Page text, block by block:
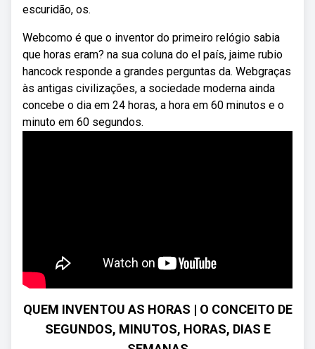
escuridão, os.
Webcomo é que o inventor do primeiro relógio sabia
que horas eram? na sua coluna do el país, jaime rubio
hancock responde a grandes perguntas da. Webgraças
às antigas civilizações, a sociedade moderna ainda
concebe o dia em 24 horas, a hora em 60 minutos e o
minuto em 60 segundos.
QUEM INVENTOU AS HORAS | O CONCEITO DE
SEGUNDOS, MINUTOS, HORAS, DIAS E